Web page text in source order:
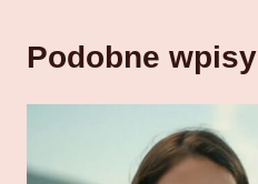
Podobne wpisy